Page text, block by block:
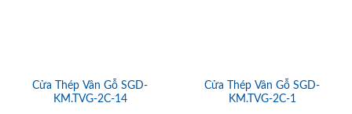
Cửa Thép Vân Gỗ SGD-
KM.TVG-2C-14
Cửa Thép Vân Gỗ SGD-
KM.TVG-2C-1